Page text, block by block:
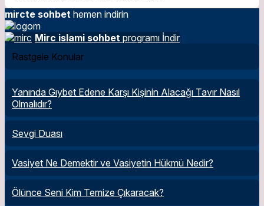
mircte sohbet hemen indirin
Mirc islami sohbet programı İndir
Rastgele Konular
Yanında Gıybet Edene Karşı Kişinin Alacağı Tavır Nasıl
Olmalıdır?
Sevgi Duası
Vasiyet Ne Demektir ve Vasiyetin Hükmü Nedir?
Ölünce Seni Kim Temize Çıkaracak?